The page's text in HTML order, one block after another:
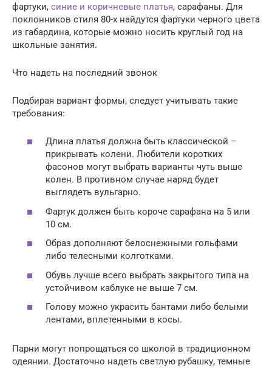
фартуки, синие и коричневые платья, сарафаны. Для
поклонников стиля 80-х найдутся фартуки черного цвета
из габардина, которые можно носить круглый год на
школьные занятия.
Что надеть на последний звонок
Подбирая вариант формы, следует учитывать такие
требования:
Длина платья должна быть классической –
прикрывать колени. Любители коротких
фасонов могут выбрать варианты чуть выше
колен. В противном случае наряд будет
выглядеть вульгарно.
Фартук должен быть короче сарафана на 5 или
10 см.
Образ дополняют белоснежными гольфами
либо телесными колготками.
Обувь лучше всего выбрать закрытого типа на
устойчивом каблуке не выше 7 см.
Голову можно украсить бантами либо белыми
лентами, вплетенными в косы.
Парни могут попрощаться со школой в традиционном
одеянии. Достаточно надеть светлую рубашку, темные